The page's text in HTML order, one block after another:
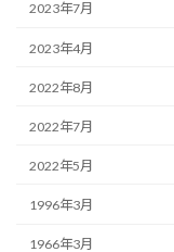
2023年7月
2023年4月
2022年8月
2022年7月
2022年5月
1996年3月
1966年3月